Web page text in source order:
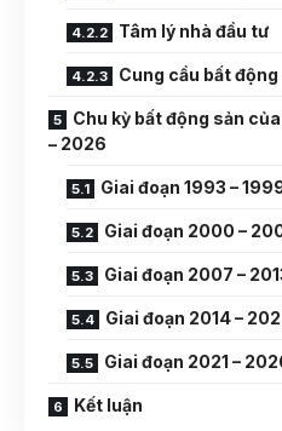
Tâm lý nhà đầu tư
Cung cầu bất động
Chu kỳ bất động sản
– 2026
Giai đoạn 1993 –
Giai đoạn 2000 –
Giai đoạn 2007 –
Giai đoạn 2014 –
Giai đoạn 2021 –
Kết luận